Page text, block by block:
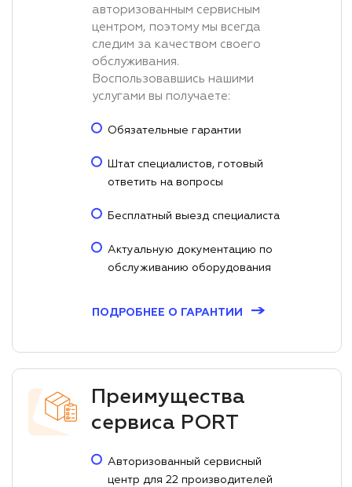
авторизованным сервисным
центром, поэтому мы всегда
следим за качеством своего
обслуживания.
Воспользовавшись нашими
услугами вы получаете:
Обязательные гарантии
Штат специалистов, готовый
ответить на вопросы
Бесплатный выезд специалиста
Актуальную документацию по
обслуживанию оборудования
ПОДРОБНЕЕ О ГАРАНТИИ→
Преимущества
сервиса PORT
Авторизованный сервисный
центр для 22 производителей